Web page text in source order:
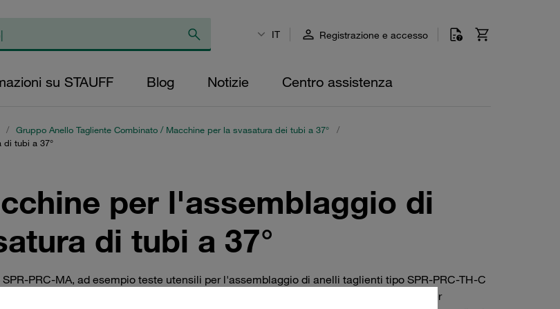
IT Registrazione e accesso
su STAUFF Blog Notizie Centro assistenza
/ Gruppo Anello Tagliente Combinato / Macchine per la svasatura dei tubi a 37°
/
di tubi a 37°
per l'assemblaggio di
di tubi a 37°
PRC-MA, ad esempio teste utensili per l'assemblaggio di anelli taglienti tipo SPR-PRC-TH-C
per l'assemblaggio della macchina tipo FI-MVK-PRC, contropiastre di supporto per